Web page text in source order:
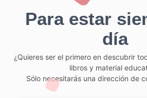
Para estar
día
¿Quieres ser el primero en descubrir
libros y material
Sólo necesitarás una dirección de